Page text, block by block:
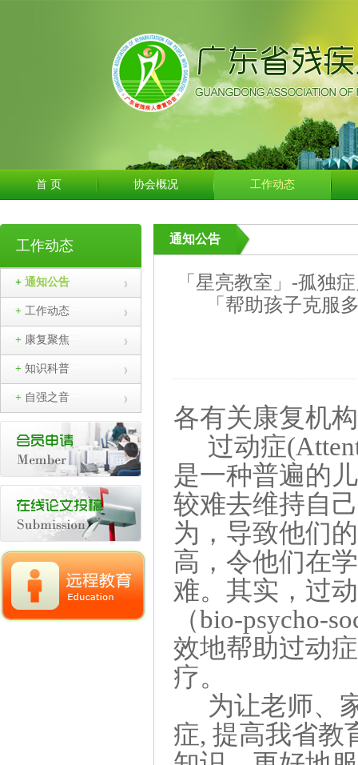
首 页 协会概况 工作动态
工作动态
+ 通知公告
+ 工作动态
+ 康复聚焦
+ 知识科普
+ 自强之音
通知公告
「星亮教室」-孤独
「帮助孩子克服
各有关康复机
过动症
是一种普遍的
较难去维持自
为，导致他们
高，令他们在
难。其实，过
（bio-psycho-
效地帮助过动
疗。
为让老师、
症, 提高我省教